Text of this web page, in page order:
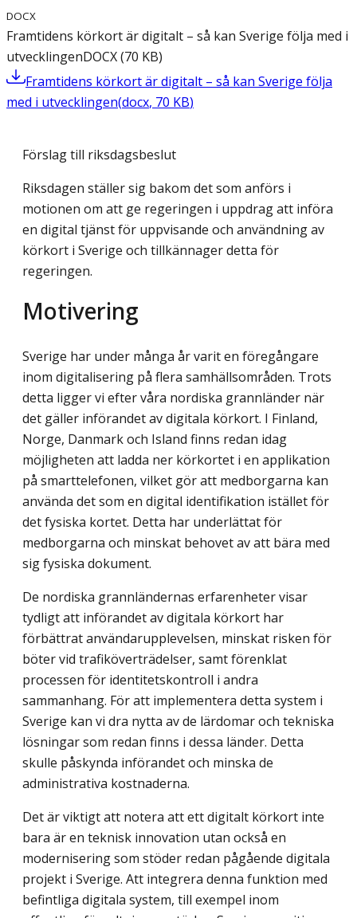
DOCX
Framtidens körkort är digitalt – så kan Sverige följa med i
utvecklingenDOCX(70 KB)
Framtidens körkort är digitalt – så kan Sverige följa
med i utvecklingen(docx, 70 KB)
Förslag till riksdagsbeslut
Riksdagen ställer sig bakom det som anförs i
motionen om att ge regeringen i uppdrag att införa
en digital tjänst för uppvisande och användning av
körkort i Sverige och tillkännager detta för
regeringen.
Motivering
Sverige har under många år varit en föregångare
inom digitalisering på flera samhällsområden. Trots
detta ligger vi efter våra nordiska grannländer när
det gäller införandet av digitala körkort. I Finland,
Norge, Danmark och Island finns redan idag
möjligheten att ladda ner körkortet i en applikation
på smarttelefonen, vilket gör att medborgarna kan
använda det som en digital identifikation istället för
det fysiska kortet. Detta har underlättat för
medborgarna och minskat behovet av att bära med
sig fysiska dokument.
De nordiska grannländernas erfarenheter visar
tydligt att införandet av digitala körkort har
förbättrat användarupplevelsen, minskat risken för
böter vid trafiköver­trädelser, samt förenklat
processen för identitetskontroll i andra
sammanhang. För att implementera detta system i
Sverige kan vi dra nytta av de lärdomar och tekniska
lösningar som redan finns i dessa länder. Detta
skulle påskynda införandet och minska de
administrativa kostnaderna.
Det är viktigt att notera att ett digitalt körkort inte
bara är en teknisk innovation utan också en
modernisering som stöder redan pågående digitala
projekt i Sverige. Att integrera denna funktion med
befintliga digitala system, till exempel inom